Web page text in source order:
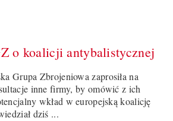
o koalicji antybalistycznej
Grupa Zbrojeniowa zaprosiła na
inne firmy, by omówić z ich
wkład w europejską koalicję
dziś ...